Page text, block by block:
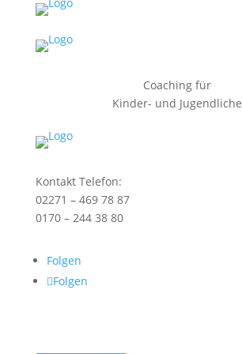
Coaching für
Kinder- und Jugendliche
Kontakt Telefon:
02271 – 469 78 87
0170 – 244 38 80
Folgen
Folgen